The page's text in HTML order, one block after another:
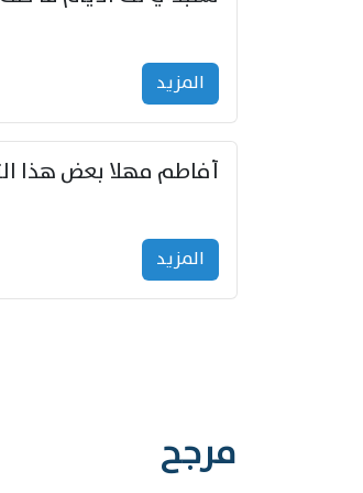
المزید
المزید
مرجح